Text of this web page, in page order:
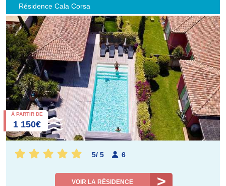
Résidence Cala Corsa
À PARTIR DE
1 150€
5/ 5 6
VOIR LA RÉSIDENCE